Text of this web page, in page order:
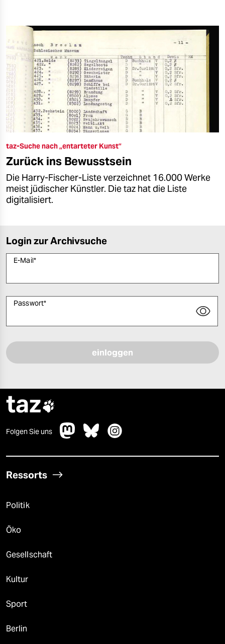
taz-Suche nach „entarteter Kunst”
Zurück ins Bewusstsein
Die Harry-Fischer-Liste verzeichnet 16.000 Werke
meist jüdischer Künstler. Die taz hat die Liste
digitalisiert.
Login zur Archivsuche
E-Mail*
Passwort*
taz
Folgen Sie uns
Ressorts
Politik
Öko
Gesellschaft
Kultur
Sport
Berlin